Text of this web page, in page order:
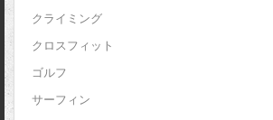
クライミング
クロスフィット
ゴルフ
サーフィン